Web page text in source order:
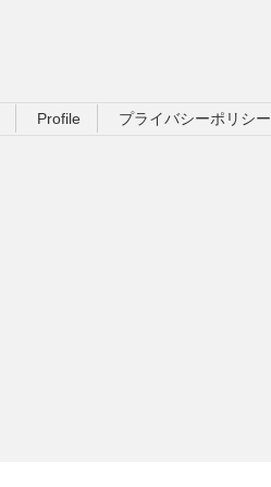
Profile プライバシーポリシー